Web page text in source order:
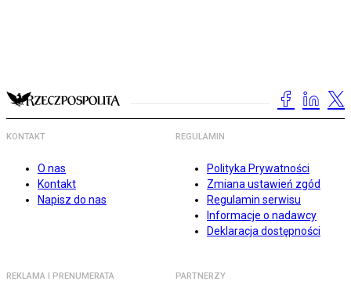
KONTAKT
O nas
Kontakt
Napisz do nas
REGULAMIN
Polityka Prywatności
Zmiana ustawień zgód
Regulamin serwisu
Informacje o nadawcy
Deklaracja dostępności
REKLAMA I PRENUMERATA PARTNERZY